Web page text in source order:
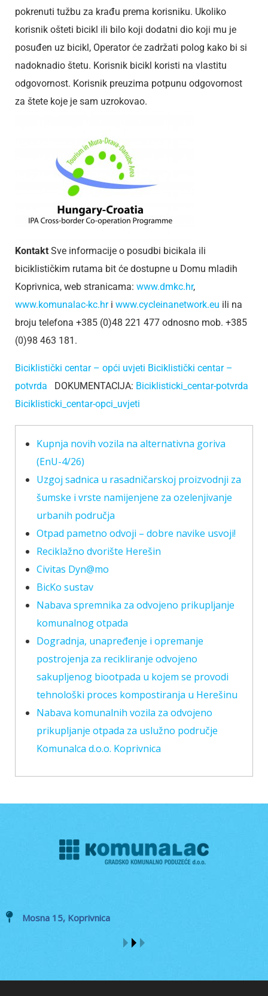
pokrenuti tužbu za krađu prema korisniku. Ukoliko
korisnik ošteti bicikl ili bilo koji dodatni dio koji mu je
posuđen uz bicikl, Operator će zadržati polog kako bi si
nadoknadio štetu. Korisnik bicikl koristi na vlastitu
odgovornost. Korisnik preuzima potpunu odgovornost
za štete koje je sam uzrokovao.
Kontakt Sve informacije o posudbi bicikala ili
biciklističkim rutama bit će dostupne u Domu mladih
Koprivnica, web stranicama: www.dmkc.hr,
www.komunalac-kc.hri www.cycleinanetwork.eu ili na
broju telefona +385 (0)48 221 477 odnosno mob. +385
(0)98 463 181.
Biciklistički centar – opći uvjeti Biciklistički centar –
potvrda DOKUMENTACIJA: Biciklisticki_centar-potvrda
Biciklisticki_centar-opci_uvjeti
Kupnja novih vozila na alternativna goriva
(EnU-4/26)
Uzgoj sadnica u rasadničarskoj proizvodnji za
šumske i vrste namijenjene za ozelenjivanje
urbanih područja
Otpad pametno odvoji – dobre navike usvoji!
Reciklažno dvorište Herešin
Civitas Dyn@mo
BicKo sustav
Nabava spremnika za odvojeno prikupljanje
komunalnog otpada
Dogradnja, unapređenje i opremanje
postrojenja za recikliranje odvojeno
sakupljenog biootpada u kojem se provodi
tehnološki proces kompostiranja u Herešinu
Nabava komunalnih vozila za odvojeno
prikupljanje otpada za uslužno područje
Komunalca d.o.o. Koprivnica
Mosna 15, Koprivnica